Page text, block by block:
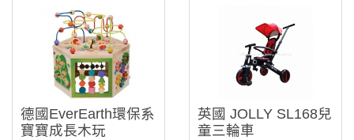
德國EverEarth環保系
寶寶成長木玩
英國 JOLLY SL168兒
童三輪車